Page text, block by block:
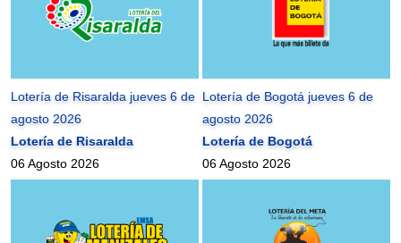
Lotería de Risaralda jueves 6 de
agosto 2026
Lotería de Risaralda
06 Agosto 2026
Lotería de Bogotá jueves 6 de
agosto 2026
Lotería de Bogotá
06 Agosto 2026